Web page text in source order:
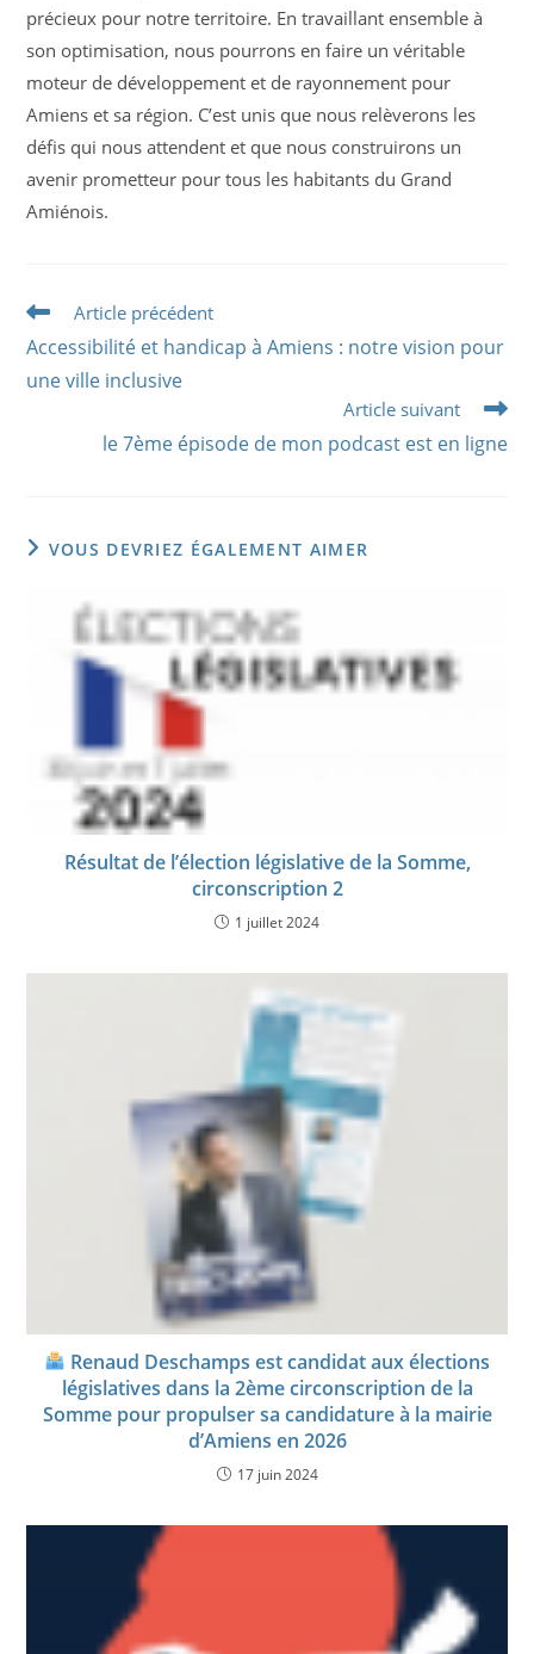
précieux pour notre territoire. En travaillant ensemble à
son optimisation, nous pourrons en faire un véritable
moteur de développement et de rayonnement pour
Amiens et sa région. C’est unis que nous relèverons les
défis qui nous attendent et que nous construirons un
avenir prometteur pour tous les habitants du Grand
Amiénois.
Read
articles
Article précédent
Accessibilité et handicap à Amiens : notre vision pour
une ville inclusive
Article suivant
le 7ème épisode de mon podcast est en ligne
VOUS DEVRIEZ ÉGALEMENT AIMER
Résultat de l’élection législative de la Somme,
circonscription 2
1 juillet 2024
Renaud Deschamps est candidat aux élections
législatives dans la 2ème circonscription de la
Somme pour propulser sa candidature à la mairie
d’Amiens en 2026
17 juin 2024